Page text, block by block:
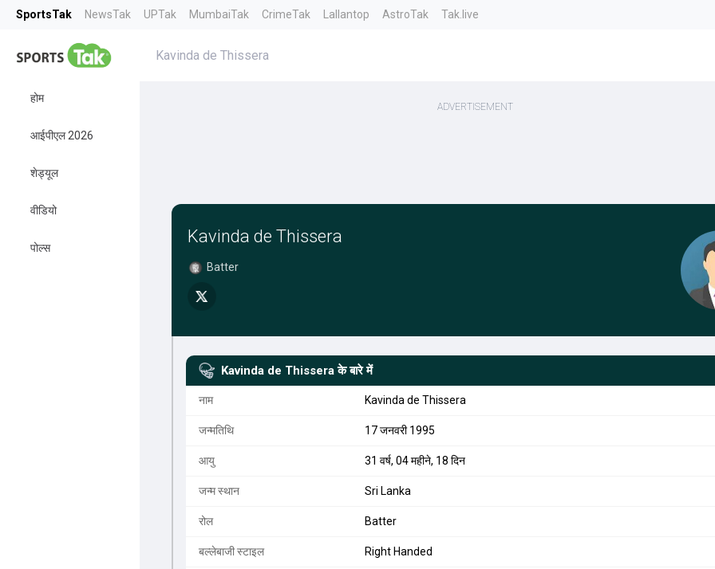
SportsTak NewsTak UPTak MumbaiTak CrimeTak Lallantop AstroTak Tak.live
होम
आईपीएल 2026
शेड्यूल
वीडियो
पोल्स
Kavinda de Thissera
Kavinda de Thissera
Batter
Kavinda de Thissera के बारे में
नाम Kavinda de Thissera
जन्मतिथि 17 जनवरी 1995
आयु 31 वर्ष, 04 महीने, 18 दिन
जन्म स्थान Sri Lanka
रोल Batter
बल्लेबाजी स्टाइल Right Handed